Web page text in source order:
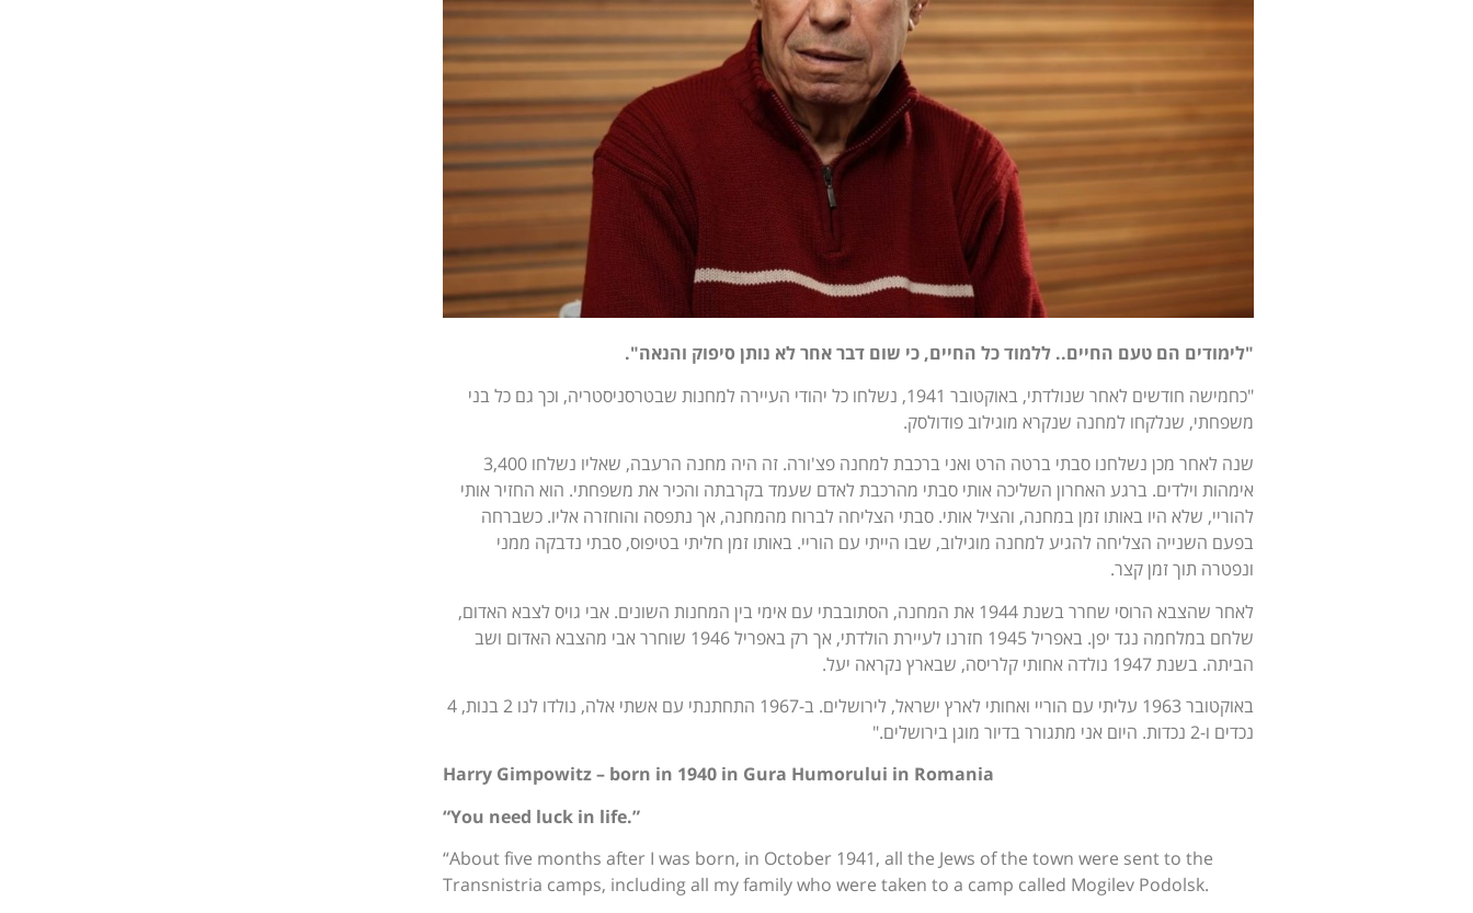
"לימודים הם טעם החיים.. ללמוד כל החיים, כי שום דבר אחר לא נותן סיפוק והנאה".
"כחמישה חודשים לאחר שנולדתי, באוקטובר 1941, נשלחו כל יהודי העיירה למחנות שבטרסניסטריה, וכך גם כל בני
משפחתי, שנלקחו למחנה שנקרא מוגילוב פודולסק.
שנה לאחר מכן נשלחנו סבתי ברטה הרט ואני ברכבת למחנה פצ'ורה. זה היה מחנה הרעבה, שאליו נשלחו 3,400
אימהות וילדים. ברגע האחרון השליכה אותי סבתי מהרכבת לאדם שעמד בקרבתה והכיר את משפחתי. הוא החזיר אותי
להוריי, שלא היו באותו זמן במחנה, והציל אותי. סבתי הצליחה לברוח מהמחנה, אך נתפסה והוחזרה אליו. כשברחה
בפעם השנייה הצליחה להגיע למחנה מוגילוב, שבו הייתי עם הוריי. באותו זמן חליתי בטיפוס, סבתי נדבקה ממני
ונפטרה תוך זמן קצר.
לאחר שהצבא הרוסי שחרר בשנת 1944 את המחנה, הסתובבתי עם אימי בין המחנות השונים. אבי גויס לצבא האדום,
שלחם במלחמה נגד יפן. באפריל 1945 חזרנו לעיירת הולדתי, אך רק באפריל 1946 שוחרר אבי מהצבא האדום ושב
הביתה. בשנת 1947 נולדה אחותי קלריסה, שבארץ נקראה יעל.
באוקטובר 1963 עליתי עם הוריי ואחותי לארץ ישראל, לירושלים. ב-1967 התחתנתי עם אשתי אלה, נולדו לנו 2 בנות, 4
נכדים ו-2 נכדות. היום אני מתגורר בדיור מוגן בירושלים."
Harry Gimpowitz – born in 1940 in Gura Humorului in Romania
“You need luck in life.”
“About five months after I was born, in October 1941, all the Jews of the town were sent to the
Transnistria camps, including all my family who were taken to a camp called Mogilev Podolsk.